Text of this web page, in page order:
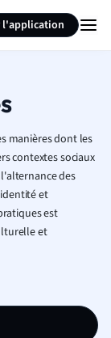
l'application
manières dont les
contextes sociaux
des
et
est
et
la page